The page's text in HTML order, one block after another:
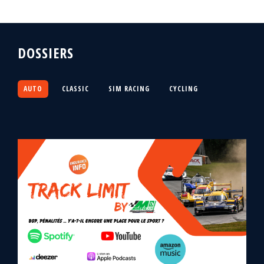
DOSSIERS
AUTO CLASSIC SIM RACING CYCLING